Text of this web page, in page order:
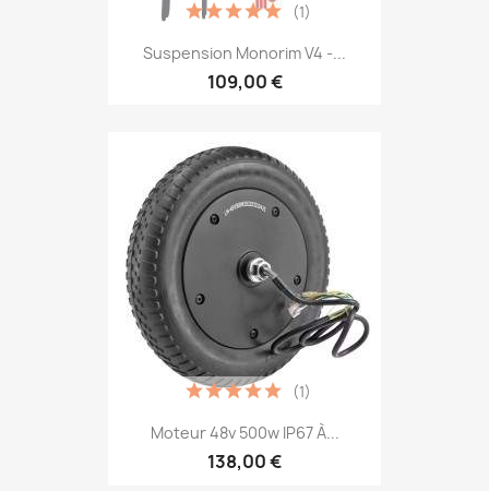
Suspension Monorim V4 -...
109,00 €
(1)
Moteur 48v 500w IP67 À...
138,00 €
(1)